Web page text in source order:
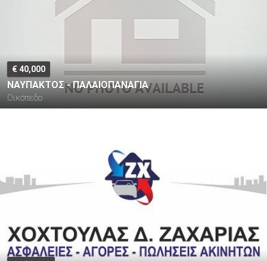
€ 40,000
ΝΑΥΠΑΚΤΟΣ - ΠΑΛΑΙΟΠΑΝΑΓΙΑ
Οικόπεδο